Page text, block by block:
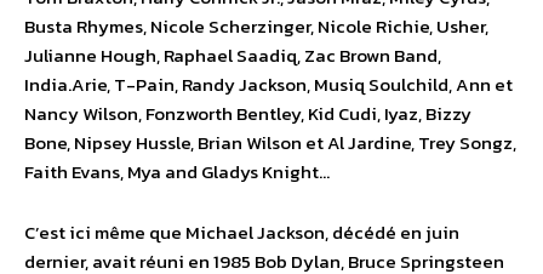
Busta Rhymes, Nicole Scherzinger, Nicole Richie, Usher,
Julianne Hough, Raphael Saadiq, Zac Brown Band,
India.Arie, T-Pain, Randy Jackson, Musiq Soulchild, Ann et
Nancy Wilson, Fonzworth Bentley, Kid Cudi, Iyaz, Bizzy
Bone, Nipsey Hussle, Brian Wilson et Al Jardine, Trey Songz,
Faith Evans, Mya and Gladys Knight…
C’est ici même que Michael Jackson, décédé en juin
dernier, avait réuni en 1985 Bob Dylan, Bruce Springsteen